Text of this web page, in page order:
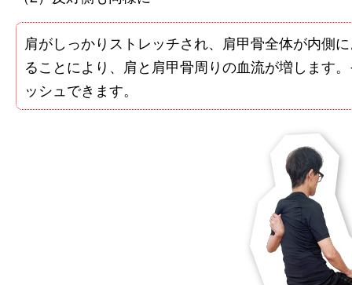
肩がしっかりストレッチされ、肩甲骨全体が内側
ることにより、肩と肩甲骨周りの血流が増します
ッシュできます。